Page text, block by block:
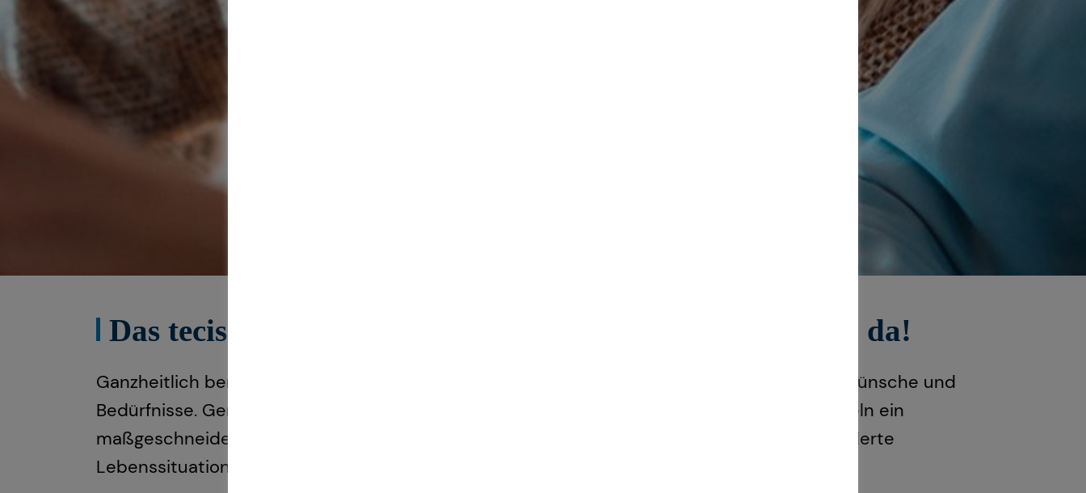
Das tecis Spezialisten-Netzwerk: in jeder Phase für dich da!
Ganzheitlich beraten“ bedeutet für mich die 100%ige Ausrichtung auf deine individuellen Wünsche und
Bedürfnisse. Gemeinsam beleuchten wir alle Aspekte für deine Finanzplanung und entwickeln ein
maßgeschneidertes und ganzheitliches Konzept, das wir immer wieder neu an deine veränderte
Lebenssituation anpassen können – dein Leben lang und bundesweit.